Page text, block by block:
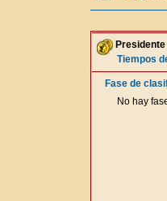
Presidente
Tiempos
Fase de
No hay